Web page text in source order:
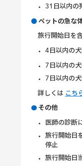
31日以内の
ペットの急な
旅行開始日を
4日以内の
7日以内の
7日以内の
詳しくは こち
その他
医師の診断
旅行開始日
停止
旅行開始日